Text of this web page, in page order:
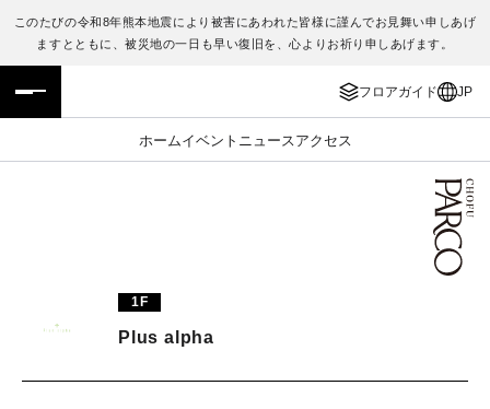
このたびの令和8年熊本地震により被害にあわれた皆様に謹んでお見舞い申しあげ
ますとともに、被災地の一日も早い復旧を、心よりお祈り申しあげます。
フロアガイド JP
ホームイベント ニュース アクセス
フロアガイド
施設案内・アクセス
TAX FREE
ENGLISH
繁体字
日本語
1F
Plus alpha